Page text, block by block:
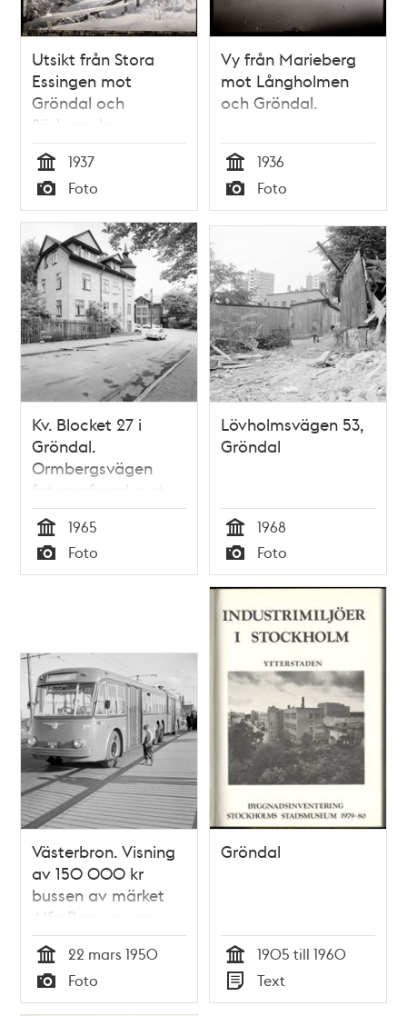
Utsikt från Stora
Essingen mot
Gröndal och
Södermalm
Tid
1937
Typ
Foto
Vy från Marieberg
mot Långholmen
och Gröndal.
Tid
1936
Typ
Foto
Kv. Blocket 27 i
Gröndal.
Ormbergsvägen
fotograferad mot
Utkiksbacken 10.
Tid
1965
Typ
Foto
Lövholmsvägen 53,
Gröndal
Tid
1968
Typ
Foto
Västerbron. Visning
av 150 000 kr
bussen av märket
Alfa Romeo som
trafikerade linje 98,
Slussen - Gröndal.
Bilden troligen
tagen vid
Tid
22 mars 1950
Typ
Foto
Gröndal
Tid
1905 till 1960
Typ
Text